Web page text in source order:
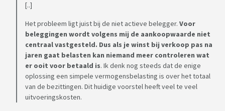
[..]
Het probleem ligt juist bij de niet actieve belegger. Voor
beleggingen wordt volgens mij de aankoopwaarde niet
centraal vastgesteld. Dus als je winst bij verkoop pas na
jaren gaat belasten kan niemand meer controleren wat
er ooit voor betaald is. Ik denk nog steeds dat de enige
oplossing een simpele vermogensbelasting is over het totaal
van de bezittingen. Dit huidige voorstel heeft veel te veel
uitvoeringskosten.